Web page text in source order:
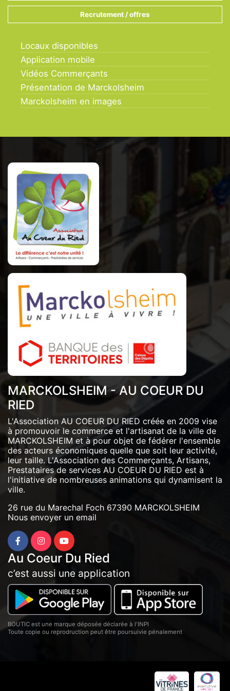
Recrutement / offres
Locaux disponibles
Application mobile
Vidéos Commerçants
Présentation de Marckolsheim
Marckolsheim en images
MARCKOLSHEIM - AU COEUR DU
RIED
L'Association AU COEUR DU RIED créée en 2009 vise
à promouvoir le commerce et l'artisanat de la ville de
MARCKOLSHEIM et à pour objet de fédérer l'ensemble
des acteurs économiques quelle que soit leur activité,
leur taille. L'Association des Commerçants, Artisans,
Prestataires de services AU COEUR DU RIED est à
l'initiative de nombreuses animations qui dynamisent la
ville.
26 rue du Marechal Foch 67390 MARCKOLSHEIM
Nous envoyer un email
Au Coeur Du Ried
c’est aussi une application
BOUTIC est une marque déposée déclarée à l'INPI
Toute copie ou reprodruction peut être poursuivie pénalement